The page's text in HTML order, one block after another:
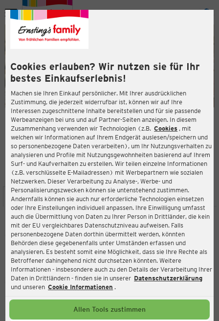
Cookies erlauben? Wir nutzen sie für Ihr
bestes Einkaufserlebnis!
Machen sie Ihren Einkauf persönlicher. Mit Ihrer ausdrücklichen
Zustimmung, die jederzeit widerrufbar ist, können wir auf Ihre
Interessen zugeschnittene Inhalte bereitstellen und für sie passende
Werbeanzeigen bei uns und auf Partner-Seiten anzeigen. In diesem
Zusammenhang verwenden wir Technologien (z.B. Cookies , mit
welchen wir Informationen auf Ihrem Endgerät auslesen/speichern und
so personenbezogene Daten verarbeiten), um Ihr Nutzungsverhalten zu
analysieren und Profile mit Nutzungsgewohnheiten basierend auf Ihrem
Surf- und Kaufverhalten zu erstellen. Wir teilen einzelne Informationen
(z.B. verschlüsselte E-Mailadressen) mit Werbepartnern wie sozialen
Netzwerken. Dieser Verarbeitung zu Analyse-, Werbe- und
Personalisierungszwecken können sie untenstehend zustimmen.
Andernfalls können sie auch nur erforderliche Technologien einsetzen
oder Ihre Einstellungen individuell anpassen. Ihre Einwilligung umfasst
auch die Übermittlung von Daten zu Ihrer Person in Drittländer, die kein
mit der EU vergleichbares Datenschutzniveau aufweisen. Falls
personenbezogene Daten dorthin übermittelt werden, könnten
Behörden diese gegebenenfalls unter Umständen erfassen und
analysieren. Es besteht somit eine Möglichkeit, dass sie Ihre Rechte als
Betroffener dahingehend nicht durchsetzen könnten. Weitere
Informationen - insbesondere auch zu den Details der Verarbeitung Ihrer
Daten in Drittländern - finden sie in unserer Datenschutzerklärung
und unseren Cookie Informationen .
Allen Tools zustimmen
Menü
ERNSTING'S FAMILY FILIALE
Venloer Straße 108/110
50259 Pulheim
4,1
Bewertung:
STANDORT SERVICES SORTIMENT AKTIONEN
Ernsting's family
Venloer Straße 108/110, 50259 Pulheim
Aktuell:
Geschlossen
Service Hotline